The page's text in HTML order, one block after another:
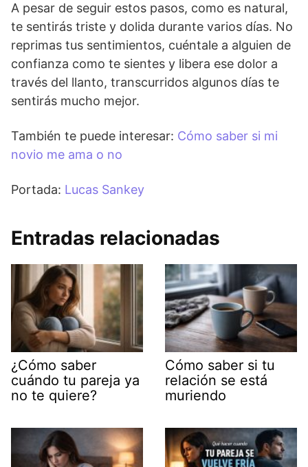
A pesar de seguir estos pasos, como es natural,
te sentirás triste y dolida durante varios días. No
reprimas tus sentimientos, cuéntale a alguien de
confianza como te sientes y libera ese dolor a
través del llanto, transcurridos algunos días te
sentirás mucho mejor.
También te puede interesar: Cómo saber si mi
novio me ama o no
Portada: Lucas Sankey
Entradas relacionadas
¿Cómo saber
cuándo tu pareja ya
no te quiere?
Cómo saber si tu
relación se está
muriendo